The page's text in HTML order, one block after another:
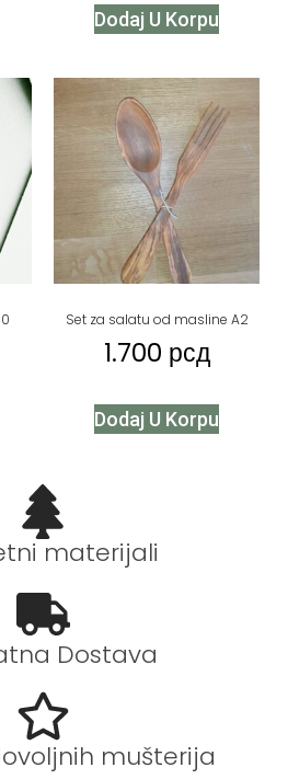
Dodaj U Korpu
Set za salatu od masline A2
1.700 рсд
Dodaj U Korpu
materijali
Dostava
mušterija